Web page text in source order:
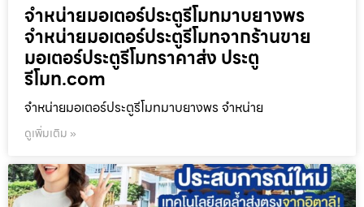
จำหน่ายมอเตอร์ประตูรีโมทมาบยางพร
จำหน่ายมอเตอร์ประตูรีโมทจากร้านขาย
มอเตอร์ประตูรีโมทราคาส่ง ประตู
รีโมท.com
จำหน่ายมอเตอร์ประตูรีโมทมาบยางพร จำหน่าย
ดูเพิ่มเติม »